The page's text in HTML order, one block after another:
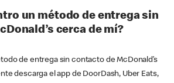
un método de entrega sin
cerca de mí?
de entrega sin contacto de McDonald’s
descarga el app de DoorDash, Uber Eats,